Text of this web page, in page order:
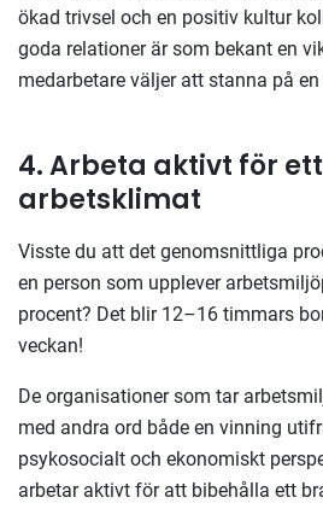
ökad trivsel och en positiv kultur
goda relationer är som bekant en
medarbetare väljer att stanna på
4. Arbeta aktivt för
arbetsklimat
Visste du att det genomsnittliga
en person som upplever
procent? Det blir 12–16 timmars
veckan!
De organisationer som tar
med andra ord både en vinning
psykosocialt och ekonomiskt
arbetar aktivt för att bibehålla ett